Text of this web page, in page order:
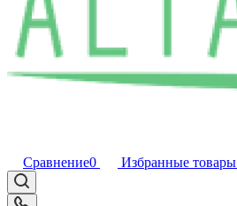
Сравнение0 Избранные товары